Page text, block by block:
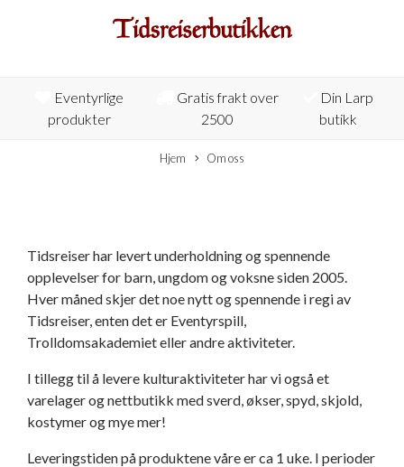
Eventyrlige
produkter
Gratis frakt over
2500
Din Larp
butikk
Hjem Om oss
Tidsreiser har levert underholdning og spennende
opplevelser for barn, ungdom og voksne siden 2005.
Hver måned skjer det noe nytt og spennende i regi av
Tidsreiser, enten det er Eventyrspill,
Trolldomsakademiet eller andre aktiviteter.
I tillegg til å levere kulturaktiviteter har vi også et
varelager og nettbutikk med sverd, økser, spyd, skjold,
kostymer og mye mer!
Leveringstiden på produktene våre er ca 1 uke. I perioder